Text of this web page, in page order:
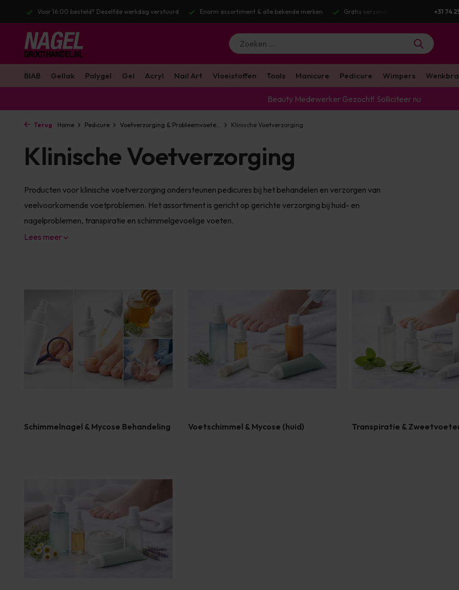
Enorm assortiment & alle bekende merken Gratis verzending v.a. €100 excl. BTW Voor 16:00 besteld? Dezelfde werkdag verstuurd
+31 74
BIAB Gellak Polygel Gel Acryl Nail Art Vloeistoffen Tools Manicure Pedicure Wimpers
Beauty Medewerker Gezocht! Solliciteer nu
Terug Home Pedicure Voetverzorging & Probleemvoete... Klinische Voetverzorging
Klinische Voetverzorging
Producten voor klinische voetverzorging ondersteunen pedicures bij het behandelen en verzorgen van
veelvoorkomende voetproblemen. Het assortiment is gericht op gerichte verzorging bij huid- en
nagelproblemen, transpiratie en schimmelgevoelige voeten.
Lees meer
Schimmelnagel & Mycose Behandeling Voetschimmel & Mycose (huid) Transpiratie &